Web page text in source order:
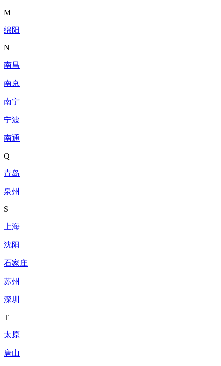
M
绵阳
N
南昌
南京
南宁
宁波
南通
Q
青岛
泉州
S
上海
沈阳
石家庄
苏州
深圳
T
太原
唐山